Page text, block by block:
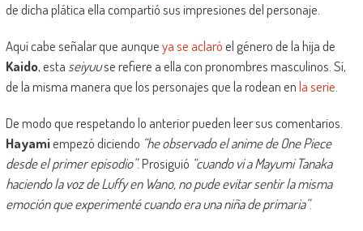
de dicha plática ella compartió sus impresiones del personaje.
Aquí cabe señalar que aunqueya se aclaróel género de la hija de
Kaido, esta seiyuuse refiere a ella con pronombres masculinos. Sí,
de la misma manera que los personajes que la rodean enla serie
De modo que respetando lo anterior pueden leer sus comentarios.
Hayamiempezó diciendo “he observado el anime de One Piece
desde el primer episodio”. Prosiguió “cuando vi a Mayumi Tanaka
haciendo la voz de Luffy en Wano, no pude evitar sentir la misma
emoción que experimenté cuando era una niña de primaria”.